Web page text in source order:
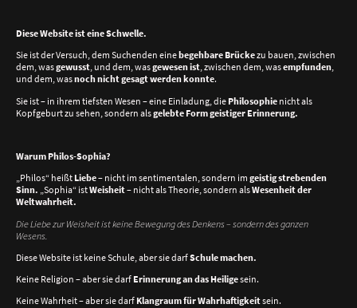
Diese Website ist eine Schwelle.
Sie ist der Versuch, dem Suchenden einebegehbare Brückezu bauen, zwischen
dem, wasgewusst, und dem, wasgewesen ist, zwischen dem, wasempfunden,
und dem, wasnoch nicht gesagt werden konnte.
Sie ist – in ihrem tiefsten Wesen – eine Einladung, die Philosophie nicht als
Kopfgeburt zu sehen, sondern alsgelebte Form geistiger Erinnerung.
Warum Philos-Sophia?
„Philos“ heißt Liebe– nicht im sentimentalen, sondern im geistig strebenden
Sinn. „Sophia“ istWeisheit– nicht als Theorie, sondern alsWesenheit der
Weltwahrheit.
Die Liebe zur Weisheit ist keine Bewegung des Denkens – sondern des ganzen
Wesens.
Diese Website ist keine Schule, aber sie darfSchule machen.
Keine Religion – aber sie darf Erinnerung an das Heiligesein.
Keine Wahrheit – aber sie darf Klangraum für Wahrhaftigkeitsein.